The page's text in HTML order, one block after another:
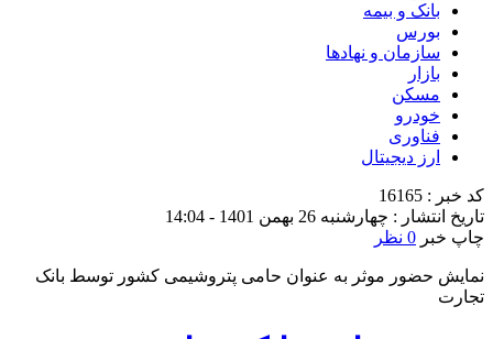
بانک و بیمه
بورس
سازمان و نهادها
بازار
مسکن
خودرو
فناوری
ارز دیجیتال
کد خبر : 16165
تاریخ انتشار : چهارشنبه 26 بهمن 1401 - 14:04
چاپ خبر 0 نظر
نمایش حضور موثر به عنوان حامی پتروشیمی کشور توسط بانک
تجارت